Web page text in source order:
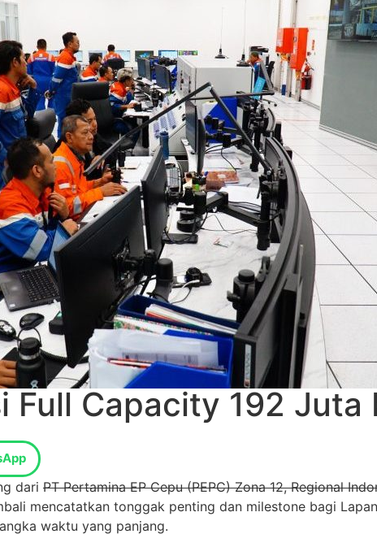
Full Capacity 192 Juta
dari PT Pertamina EP Cepu (PEPC) Zona 12, Regional
mencatatkan tonggak penting dan milestone bagi
waktu yang panjang.